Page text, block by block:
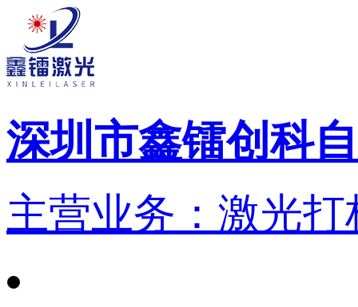
深圳市鑫镭创科
主营业务：激光